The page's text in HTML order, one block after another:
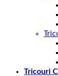
Tricouri